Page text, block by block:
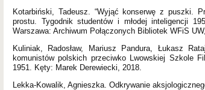
Kotarbiński, Tadeusz. “Wyjąć konserwę z puszki.
prostu. Tygodnik studentów i młodej inteligencji
Warszawa: Archiwum Połączonych Bibliotek WFiS
Kuliniak, Radosław, Mariusz Pandura, Łukasz
komunistów polskich przeciwko Lwowskiej Szkole
1951. Kęty: Marek Derewiecki, 2018.
Lekka-Kowalik, Agnieszka. Odkrywanie